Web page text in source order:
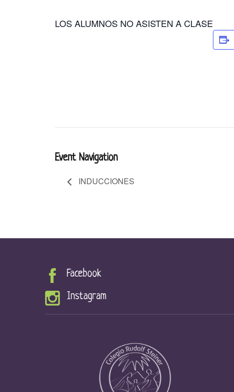
LOS ALUMNOS NO ASISTEN A CLASE
Event Navigation
INDUCCIONES
Facebook
Instagram